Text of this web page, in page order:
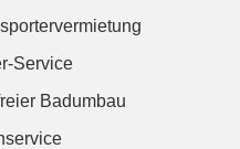
Service
Badumbau